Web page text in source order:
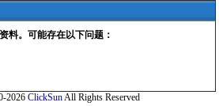
料。可能存在以下问题：
2026 ClickSunAll Rights Reserved